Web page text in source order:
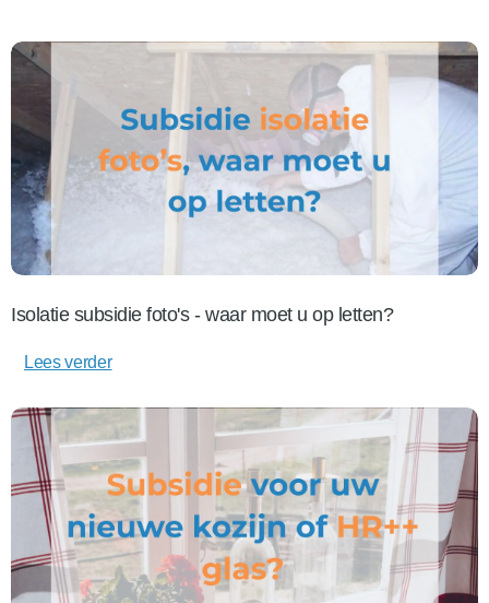
Isolatie subsidie foto's - waar moet u op letten?
Lees verder